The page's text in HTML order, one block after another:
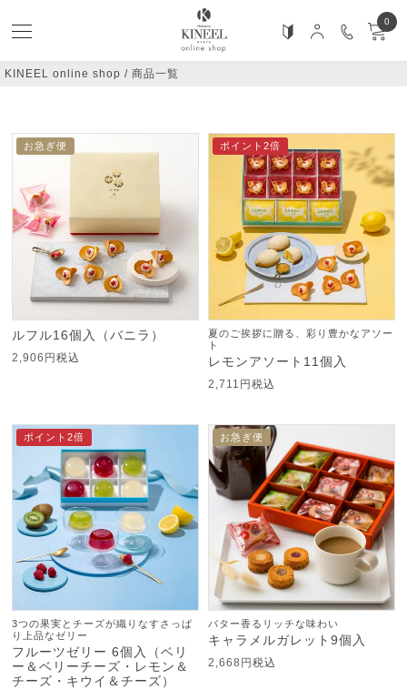
0
KINEEL online shop 商品一覧
お急ぎ便
ルフル16個入（バニラ）
2,906 税込
ポイント2倍
夏のご挨拶に贈る、彩り豊かなアソー
ト
レモンアソート11個入
2,711 税込
ポイント2倍
3つの果実とチーズが織りなすさっぱ
り上品なゼリー
フルーツゼリー 6個入（ベリ
ー＆ベリーチーズ・レモン＆
チーズ・キウイ＆チーズ）
お急ぎ便
バター香るリッチな味わい
キャラメルガレット9個入
2,668 税込